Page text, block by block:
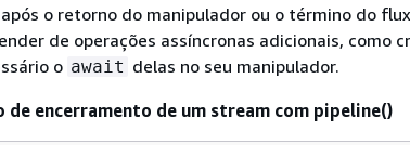
o retorno do manipulador ou o término do
de operações assíncronas adicionais, como
o await delas no seu manipulador.
de encerramento de um stream com pipeline()